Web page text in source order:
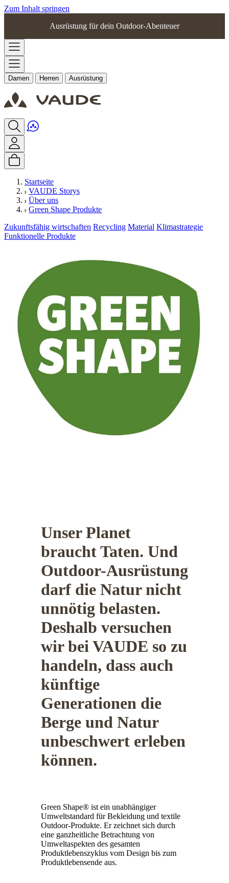
Zum Inhalt springen
Ausrüstung für dein Outdoor-Abenteuer
Damen Herren Ausrüstung
Startseite
VAUDE Storys
Über uns
Green Shape Produkte
Zukunftsfähig wirtschaften Recycling Material Klimastrategie
Funktionelle Produkte
Unser Planet
braucht Taten. Und
Outdoor-Ausrüstung
darf die Natur nicht
unnötig belasten.
Deshalb versuchen
wir bei VAUDE so zu
handeln, dass auch
künftige
Generationen die
Berge und Natur
unbeschwert erleben
können.
Green Shape® ist ein unabhängiger
Umweltstandard für Bekleidung und textile
Outdoor-Produkte. Er zeichnet sich durch
eine ganzheitliche Betrachtung von
Umweltaspekten des gesamten
Produktlebenszyklus vom Design bis zum
Produktlebensende aus.